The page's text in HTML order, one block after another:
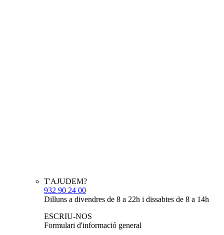
T'AJUDEM?
932 90 24 00
Dilluns a divendres de 8 a 22h i dissabtes de 8 a 14h
ESCRIU-NOS
Formulari d'informació general